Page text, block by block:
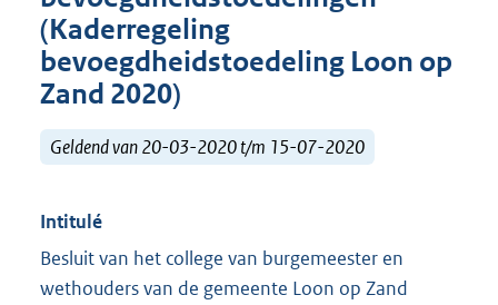
(Kaderregeling
bevoegdheidstoedeling Loon op
Zand 2020)
Geldend van 20-03-2020 t/m 15-07-2020
Intitulé
Besluit van het college van burgemeester en
wethouders van de gemeente Loon op Zand